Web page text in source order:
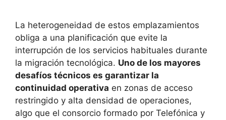
La heterogeneidad de estos emplazamientos
obliga a una planificación que evite la
interrupción de los servicios habituales durante
la migración tecnológica. Uno de los mayores
desafíos técnicos es garantizar la
continuidad operativa en zonas de acceso
restringido y alta densidad de operaciones,
algo que el consorcio formado por Telefónica y